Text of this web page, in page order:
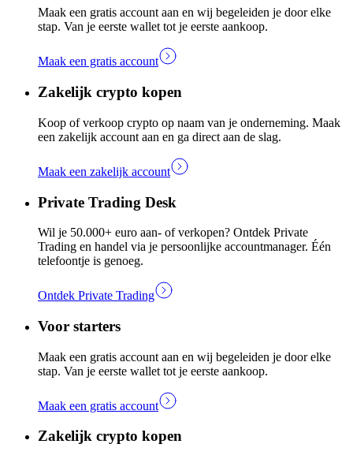
Maak een gratis account aan en wij begeleiden je door elke
stap. Van je eerste wallet tot je eerste aankoop.
Maak een gratis account
Zakelijk crypto kopen
Koop of verkoop crypto op naam van je onderneming. Maak
een zakelijk account aan en ga direct aan de slag.
Maak een zakelijk account
Private Trading Desk
Wil je 50.000+ euro aan- of verkopen? Ontdek Private
Trading en handel via je persoonlijke accountmanager. Één
telefoontje is genoeg.
Ontdek Private Trading
Voor starters
Maak een gratis account aan en wij begeleiden je door elke
stap. Van je eerste wallet tot je eerste aankoop.
Maak een gratis account
Zakelijk crypto kopen